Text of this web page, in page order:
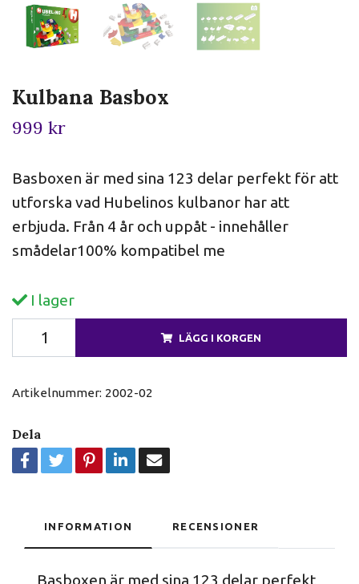
Kulbana Basbox
999 kr
Basboxen är med sina 123 delar perfekt för att
utforska vad Hubelinos kulbanor har att
erbjuda. Från 4 år och uppåt - innehåller
smådelar100% kompatibel me
I lager
LÄGG I KORGEN
Artikelnummer: 2002-02
Dela
INFORMATION RECENSIONER
Basboxen är med sina 123 delar perfekt